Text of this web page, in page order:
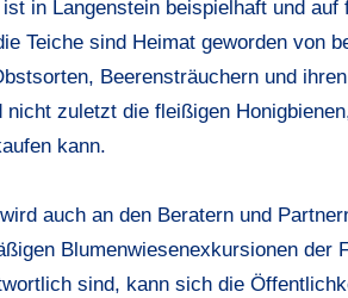
in Langenstein beispielhaft und
Teiche sind Heimat geworden von
Beerensträuchern und
zuletzt die fleißigen
kann.
auch an den Beratern und
Blumenwiesenexkursionen der
sind, kann sich die